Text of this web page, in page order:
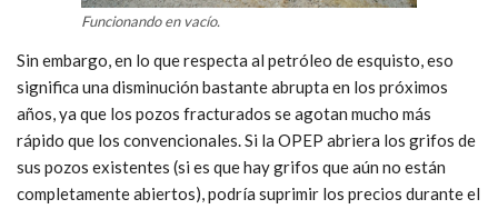
Funcionando en vacío.
Sin embargo, en lo que respecta al petróleo de esquisto, eso
significa una disminución bastante abrupta en los próximos
años, ya que los pozos fracturados se agotan mucho más
rápido que los convencionales. Si la OPEP abriera los grifos de
sus pozos existentes (si es que hay grifos que aún no están
completamente abiertos), podría suprimir los precios durante el